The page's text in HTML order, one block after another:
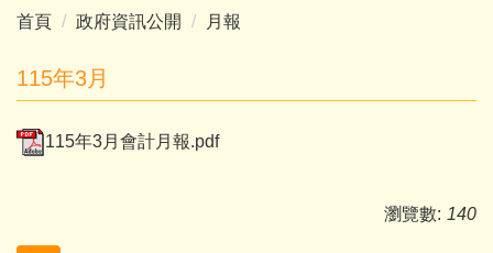
容
首頁 政府資訊公開 月報
115年3月
115年3月會計月報.pdf
瀏覽數: 140